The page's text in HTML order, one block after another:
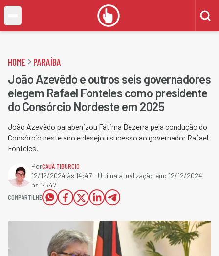
HOME PARAÍBA
João Azevêdo e outros seis governadores
elegem Rafael Fonteles como presidente
do Consórcio Nordeste em 2025
João Azevêdo parabenizou Fátima Bezerra pela condução do
Consórcio neste ano e desejou sucesso ao governador Rafael
Fonteles.
PorCAUÃ TIBÚRCIO
12/12/2024 às 14:47- Última atualização em: 12/12/2024
às 14:47
COMPARTILHE